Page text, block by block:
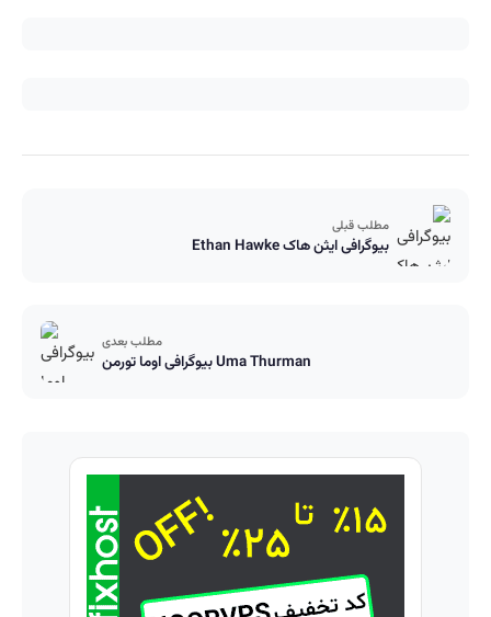
مطلب قبلی
بیوگرافی ایثن هاک Ethan Hawke
مطلب بعدی
بیوگرافی اوما تورمن Uma Thurman